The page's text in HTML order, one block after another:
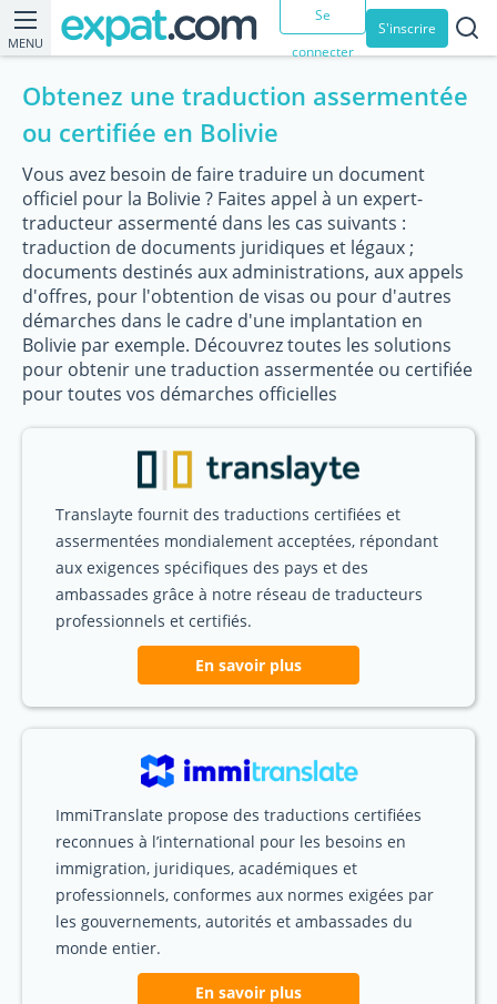
MENU
Se
connecter
S'inscrire
Obtenez une traduction assermentée
ou certifiée en Bolivie
Vous avez besoin de faire traduire un document
officiel pour la Bolivie ? Faites appel à un expert-
traducteur assermenté dans les cas suivants :
traduction de documents juridiques et légaux ;
documents destinés aux administrations, aux appels
d'offres, pour l'obtention de visas ou pour d'autres
démarches dans le cadre d'une implantation en
Bolivie par exemple. Découvrez toutes les solutions
pour obtenir une traduction assermentée ou certifiée
pour toutes vos démarches officielles
Translayte fournit des traductions certifiées et
assermentées mondialement acceptées, répondant
aux exigences spécifiques des pays et des
ambassades grâce à notre réseau de traducteurs
professionnels et certifiés.
En savoir plus
ImmiTranslate propose des traductions certifiées
reconnues à l’international pour les besoins en
immigration, juridiques, académiques et
professionnels, conformes aux normes exigées par
les gouvernements, autorités et ambassades du
monde entier.
En savoir plus